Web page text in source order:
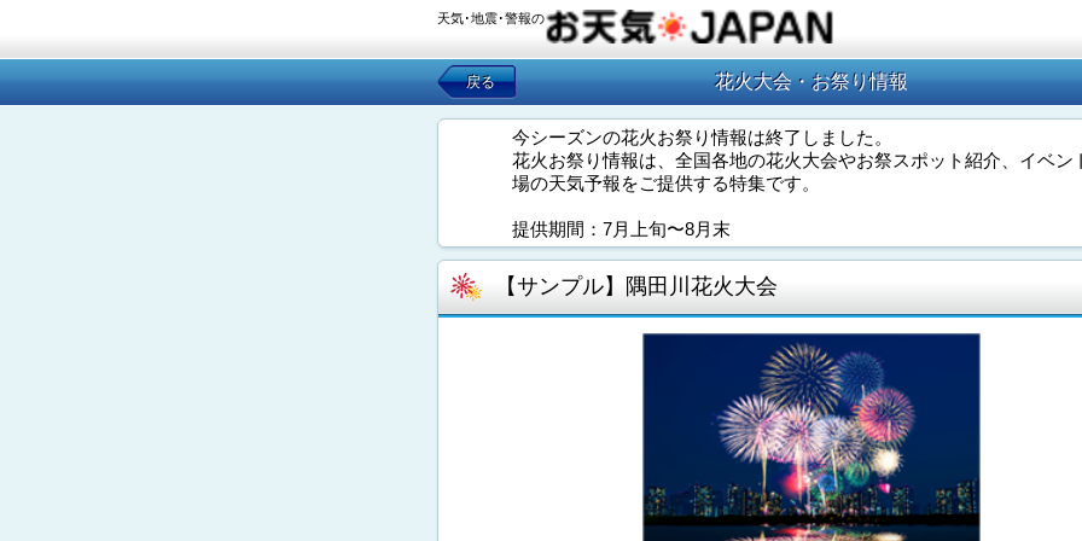
天気･地震･警報の
戻る 花火大会・お祭り情報
今シーズンの花火お祭り情報は終了しました。
花火お祭り情報は、全国各地の花火大会やお祭スポット紹介、イベン
場の天気予報をご提供する特集です。
提供期間：7月上旬〜8月末
【サンプル】隅田川花火大会